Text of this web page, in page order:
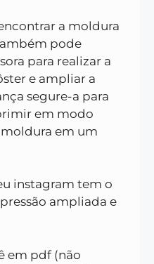
a moldura
pode
para realizar a
e ampliar a
segure-a para
em modo
em um
instagram tem o
ampliada e
em pdf (não